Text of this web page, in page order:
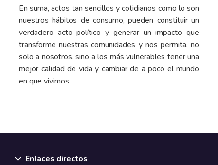
En suma, actos tan sencillos y cotidianos como lo son
nuestros hábitos de consumo, pueden constituir un
verdadero acto político y generar un impacto que
transforme nuestras comunidades y nos permita, no
solo a nosotros, sino a los más vulnerables tener una
mejor calidad de vida y cambiar de a poco el mundo
en que vivimos.
Enlaces directos